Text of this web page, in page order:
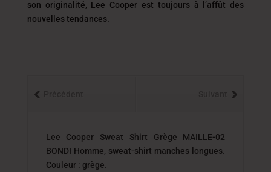
son originalité, Lee Cooper est toujours à l’affût des
nouvelles tendances.
Lee Cooper Sweat Shirt Grège MAILLE-02
BONDI Homme, sweat-shirt manches longues.
Couleur : grège.